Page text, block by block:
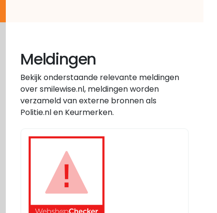
Meldingen
Bekijk onderstaande relevante meldingen
over smilewise.nl, meldingen worden
verzameld van externe bronnen als
Politie.nl en Keurmerken.